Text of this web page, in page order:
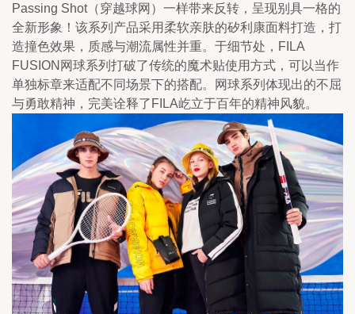
Passing Shot（穿越球网）一样带来反转，呈现别具一格的
全新形象！该系列产品采用柔软亲肤的矽利康面料打造，打
造撞色效果，质感与潮流属性并重。于细节处，FILA
FUSION网球系列打破了传统的魔术贴使用方式，可以当作
单独标章来适配不同场景下的搭配。网球系列体现出的不屈
与勇敢精神，完美诠释了FILA屹立于百年的精神风貌。